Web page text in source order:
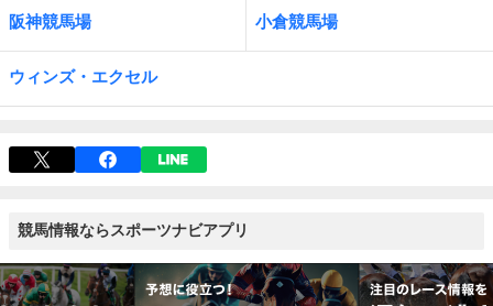
阪神競馬場 小倉競馬場
ウィンズ・エクセル
競馬情報ならスポーツナビアプリ